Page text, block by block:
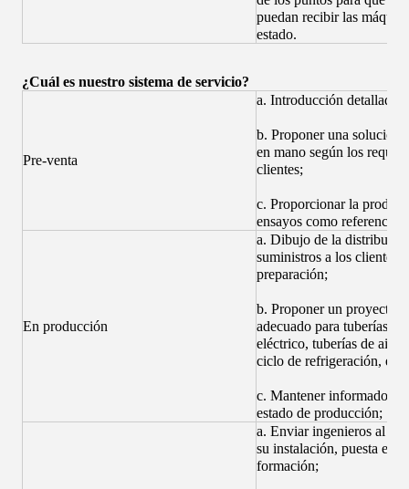
puedan recibir las
estado.
¿Cuál es nuestro sistema de servicio?
Pre-venta
a. Introducción detallada
b. Proponer una solución
en mano según los
clientes;
c. Proporcionar la
ensayos como referencia;
En producción
a. Dibujo de la
suministros a los clientes
preparación;
b. Proponer un proyecto
adecuado para tuberías,
eléctrico, tuberías de aire,
ciclo de refrigeración, etc.;
c. Mantener informados a
estado de producción;
a. Enviar ingenieros al
su instalación, puesta en
formación;